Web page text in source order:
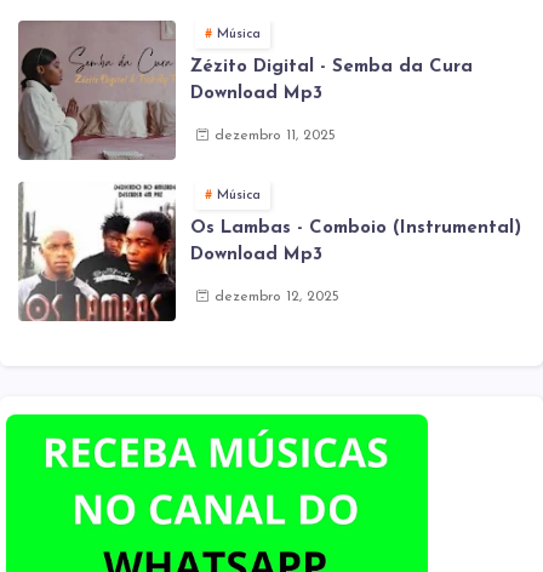
Música
Zézito Digital - Semba da Cura
Download Mp3
dezembro 11, 2025
Música
Os Lambas - Comboio (Instrumental)
Download Mp3
dezembro 12, 2025